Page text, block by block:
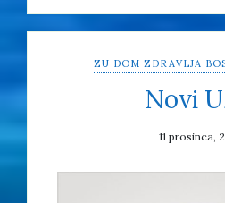
ZU DOM ZDRAVLJA
Novi
11 prosinca,